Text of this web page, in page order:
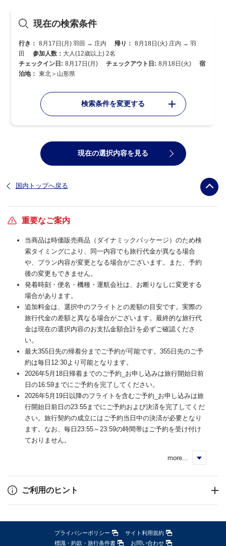
現在の検索条件
行き： 8月17日(月) 羽田 → 庄内 帰り： 8月18日(火) 庄内 → 羽
田
参加人数： 大人(12歳以上) 2名
チェックイン日: 8月17日(月) チェックアウト日: 8月18日(火)
宿
泊地： 東北＞山形県
検索条件を変更する
現在の選択内容を見る
国内トップへ戻る
重要なご案内
当商品は時価販売商品（ダイナミックパッケージ）のため検
索タイミングにより、同一内容でも旅行代金が異なる場合
や、プラン内容が変更となる場合がございます。また、予約
後の変更もできません。
発着時刻・便名・機種・運航会社は、お断りなしに変更する
場合があります。
追加料金は、選択中のフライトとの差額の目安です。実際の
旅行代金の差額と異なる場合がございます。最終的な旅行代
金は現在の選択内容のお支払金額合計を必ずご確認くださ
い。
最大355日先の帰着分までご予約が可能です。355日先のご予
約は毎日12:30より可能となります。
2026年5月18日帰着までのご予約_お申し込みは旅行開始日前
日の16:59までにご予約を完了してください。
2026年5月19日以降のフライトを含むご予約_お申し込みは旅
行開始日前日の23:55までにご予約および決済を完了してくだ
さい。旅行契約の成立にはご予約当日中の決済が必要となり
ます。なお、毎日23:55～23:59の時間帯はご予約を受け付け
ておりません。
more...
ご利用のヒント
プライバシーポリシー
サイト利用規約
標識・約款・旅行条件書
お問い合わせ